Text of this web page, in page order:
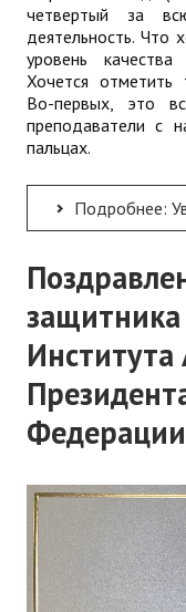
четвертый за
деятельность. Что
уровень
Хочется отметить
Во-первых, это
преподаватели с
пальцах.
Подробнее: Уважаемые коллеги! Большое спасибо за отзывы в адрес работы нашего
защитника
Института